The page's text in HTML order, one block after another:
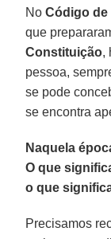
NoCódigo de
que
Constituição,
pessoa,
se pode
se encontra
Naquela
O que
o que
Precisamos